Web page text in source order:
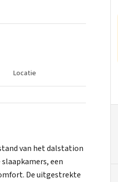
Locatie
van het dalstation
een
De uitgestrekte